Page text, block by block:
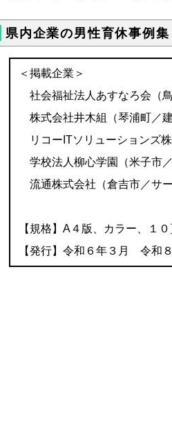
県内企業の男性育休事例集
＜掲載企業＞
社会福祉法人あすなろ会（
株式会社井木組（琴浦町／建
リコーITソリューションズ株
学校法人柳心学園
（米子市
流通株式会社（倉吉市／サ
【規格】A４版、カラー、１
【発行】令和６年３月 令和